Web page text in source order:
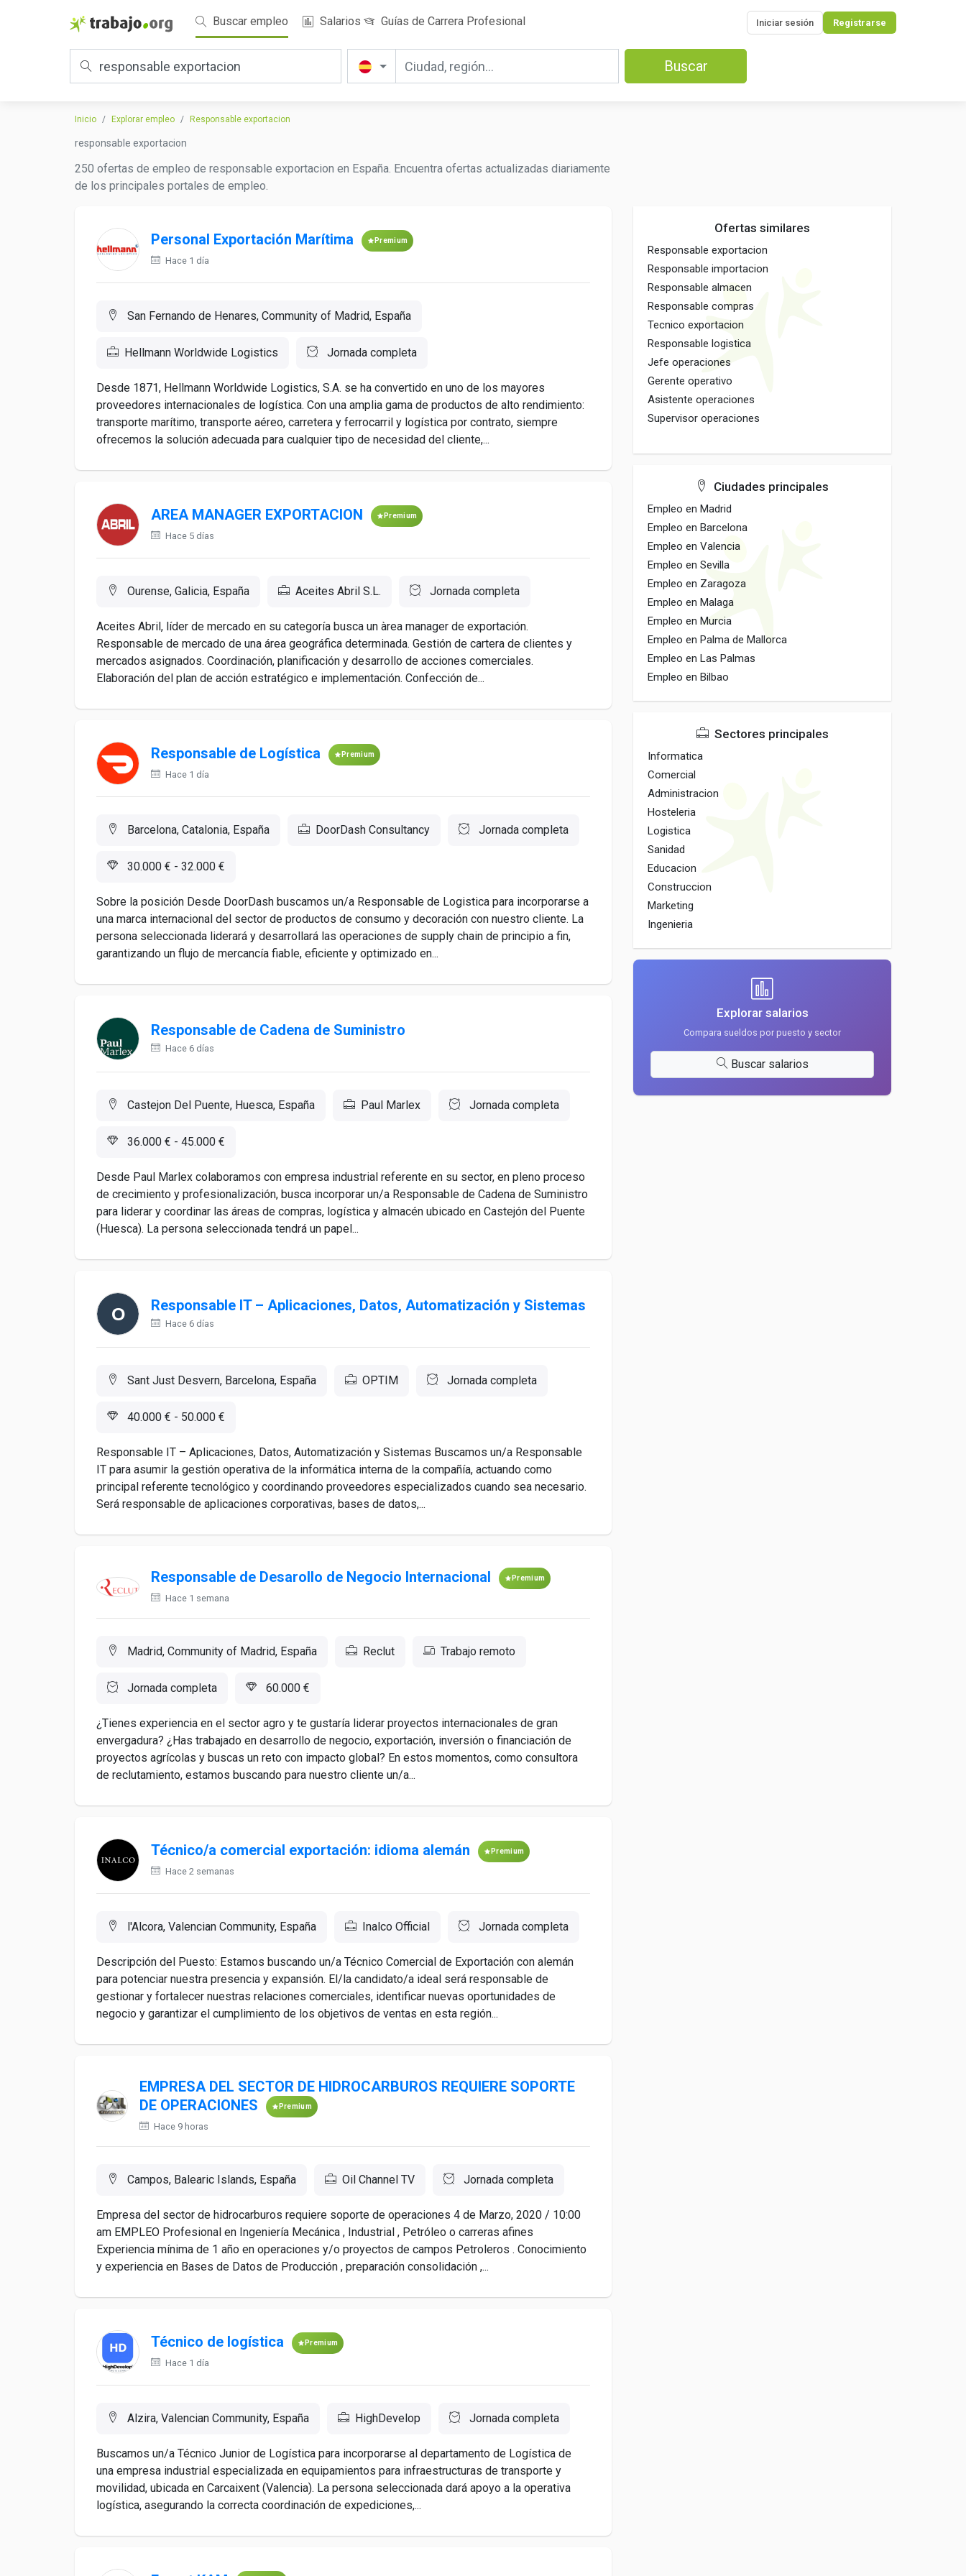
Buscar empleo Salarios Guías de Carrera Profesional Iniciar sesión Registrarse
Buscar
Inicio Explorar empleo Responsable exportacion
responsable exportacion
250 ofertas de empleo de responsable exportacion en España. Encuentra ofertas actualizadas diariamente
de los principales portales de empleo.
Personal Exportación Marítima Premium
Hace 1 día
San Fernando de Henares, Community of Madrid, España
Hellmann Worldwide Logistics Jornada completa
Desde 1871, Hellmann Worldwide Logistics, S.A. se ha convertido en uno de los mayores
proveedores internacionales de logística. Con una amplia gama de productos de alto rendimiento:
transporte marítimo, transporte aéreo, carretera y ferrocarril y logística por contrato, siempre
ofrecemos la solución adecuada para cualquier tipo de necesidad del cliente,...
AREA MANAGER EXPORTACION Premium
Hace 5 días
Ourense, Galicia, España Aceites Abril S.L. Jornada completa
Aceites Abril, líder de mercado en su categoría busca un àrea manager de exportación.
Responsable de mercado de una área geográfica determinada. Gestión de cartera de clientes y
mercados asignados. Coordinación, planificación y desarrollo de acciones comerciales.
Elaboración del plan de acción estratégico e implementación. Confección de...
Responsable de Logística Premium
Hace 1 día
Barcelona, Catalonia, España DoorDash Consultancy Jornada completa
30.000 € - 32.000 €
Sobre la posición Desde DoorDash buscamos un/a Responsable de Logistica para incorporarse a
una marca internacional del sector de productos de consumo y decoración con nuestro cliente. La
persona seleccionada liderará y desarrollará las operaciones de supply chain de principio a fin,
garantizando un flujo de mercancía fiable, eficiente y optimizado en...
Responsable de Cadena de Suministro
Hace 6 días
Castejon Del Puente, Huesca, España Paul Marlex Jornada completa
36.000 € - 45.000 €
Desde Paul Marlex colaboramos con empresa industrial referente en su sector, en pleno proceso
de crecimiento y profesionalización, busca incorporar un/a Responsable de Cadena de Suministro
para liderar y coordinar las áreas de compras, logística y almacén ubicado en Castejón del Puente
(Huesca). La persona seleccionada tendrá un papel...
Responsable IT – Aplicaciones, Datos, Automatización y Sistemas
Hace 6 días
Sant Just Desvern, Barcelona, España OPTIM Jornada completa
40.000 € - 50.000 €
Responsable IT – Aplicaciones, Datos, Automatización y Sistemas Buscamos un/a Responsable
IT para asumir la gestión operativa de la informática interna de la compañía, actuando como
principal referente tecnológico y coordinando proveedores especializados cuando sea necesario.
Será responsable de aplicaciones corporativas, bases de datos,...
Responsable de Desarollo de Negocio Internacional Premium
Hace 1 semana
Madrid, Community of Madrid, España Reclut Trabajo remoto
Jornada completa 60.000 €
¿Tienes experiencia en el sector agro y te gustaría liderar proyectos internacionales de gran
envergadura? ¿Has trabajado en desarrollo de negocio, exportación, inversión o financiación de
proyectos agrícolas y buscas un reto con impacto global? En estos momentos, como consultora
de reclutamiento, estamos buscando para nuestro cliente un/a...
Técnico/a comercial exportación: idioma alemán Premium
Hace 2 semanas
l'Alcora, Valencian Community, España Inalco Official Jornada completa
Descripción del Puesto: Estamos buscando un/a Técnico Comercial de Exportación con alemán
para potenciar nuestra presencia y expansión. El/la candidato/a ideal será responsable de
gestionar y fortalecer nuestras relaciones comerciales, identificar nuevas oportunidades de
negocio y garantizar el cumplimiento de los objetivos de ventas en esta región...
EMPRESA DEL SECTOR DE HIDROCARBUROS REQUIERE SOPORTE
DE OPERACIONES
Premium
Hace 9 horas
Campos, Balearic Islands, España Oil Channel TV Jornada completa
Empresa del sector de hidrocarburos requiere soporte de operaciones 4 de Marzo, 2020 / 10:00
am EMPLEO Profesional en Ingeniería Mecánica , Industrial , Petróleo o carreras afines
Experiencia mínima de 1 año en operaciones y/o proyectos de campos Petroleros . Conocimiento
y experiencia en Bases de Datos de Producción , preparación consolidación ,...
Técnico de logística Premium
Hace 1 día
Alzira, Valencian Community, España HighDevelop Jornada completa
Buscamos un/a Técnico Junior de Logística para incorporarse al departamento de Logística de
una empresa industrial especializada en equipamientos para infraestructuras de transporte y
movilidad, ubicada en Carcaixent (Valencia). La persona seleccionada dará apoyo a la operativa
logística, asegurando la correcta coordinación de expediciones,...
Ofertas similares
Responsable exportacion
Responsable importacion
Responsable almacen
Responsable compras
Tecnico exportacion
Responsable logistica
Jefe operaciones
Gerente operativo
Asistente operaciones
Supervisor operaciones
Ciudades principales
Empleo en Madrid
Empleo en Barcelona
Empleo en Valencia
Empleo en Sevilla
Empleo en Zaragoza
Empleo en Malaga
Empleo en Murcia
Empleo en Palma de Mallorca
Empleo en Las Palmas
Empleo en Bilbao
Sectores principales
Informatica
Comercial
Administracion
Hosteleria
Logistica
Sanidad
Educacion
Construccion
Marketing
Ingenieria
Explorar salarios
Compara sueldos por puesto y sector
Buscar salarios